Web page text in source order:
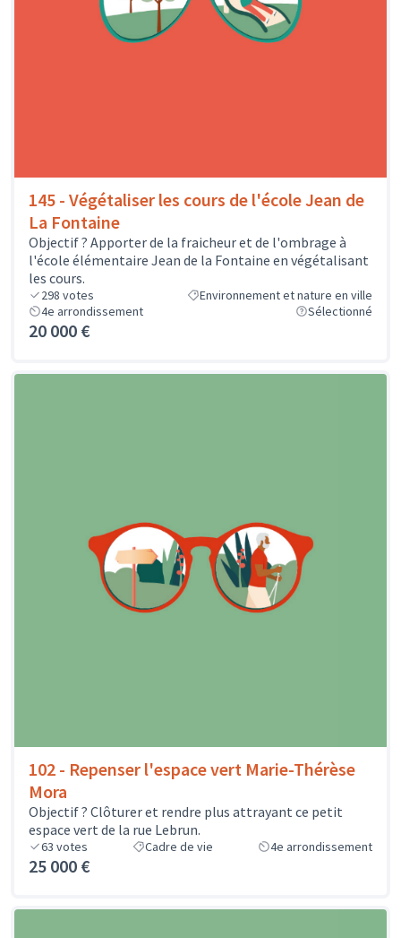
145 - Végétaliser les cours de l'école Jean de
La Fontaine
Objectif ? Apporter de la fraicheur et de l'ombrage à
l'école élémentaire Jean de la Fontaine en végétalisant
les cours.
298 votes
Environnement et nature en ville
4e arrondissement
Sélectionné
20 000 €
102 - Repenser l'espace vert Marie-Thérèse
Mora
Objectif ? Clôturer et rendre plus attrayant ce petit
espace vert de la rue Lebrun.
63 votes Cadre de vie 4e arrondissement
25 000 €